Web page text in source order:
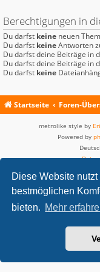
Diese Website
bestmöglichen
bieten. Mehr
Berechtigungen in
Du darfst keine neuen
Du darfst keineAntworten
Du darfst deine Beiträge in
Du darfst deine Beiträge in
Du darfst keine
Startseite Foren-
metrolike style by
Powered by